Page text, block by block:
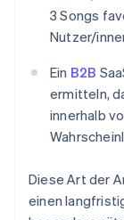
3 Songs
Nutzer/
Ein B2B
ermitteln,
innerhalb
Diese Art der
einen